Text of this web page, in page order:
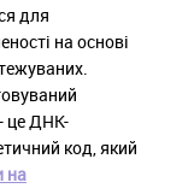
для
на основі
- це ДНК-
код, який
на